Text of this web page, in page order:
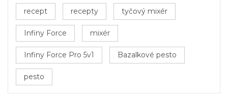
recept recepty tyčový mixér
Infiny Force mixér
Infiny Force Pro 5v1 Bazalkové pesto
pesto